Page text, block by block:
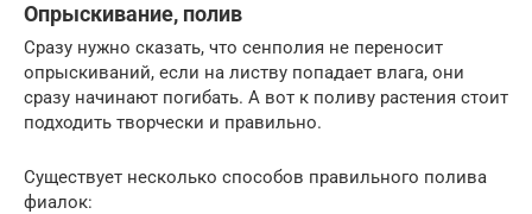
Опрыскивание, полив
Сразу нужно сказать, что сенполия не переносит
опрыскиваний, если на листву попадает влага, они
сразу начинают погибать. А вот к поливу растения стоит
подходить творчески и правильно.
Существует несколько способов правильного полива
фиалок: